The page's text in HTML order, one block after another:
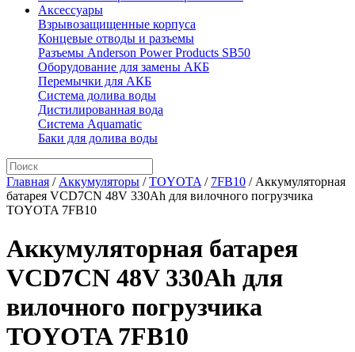
Аксессуары
Взрывозащищенные корпуса
Концевые отводы и разъемы
Разъемы Anderson Power Products SB50
Оборудование для замены АКБ
Перемычки для АКБ
Система долива воды
Дистилированная вода
Система Aquamatic
Баки для долива воды
Главная / Аккумуляторы /TOYOTA / 7FB10 / Аккумуляторная
батарея VCD7CN 48V 330Ah для вилочного погрузчика
TOYOTA 7FB10
Аккумуляторная батарея
VCD7CN 48V 330Ah для
вилочного погрузчика
TOYOTA 7FB10